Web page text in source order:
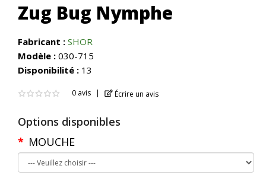
Zug Bug Nymphe
Fabricant : SHOR
Modèle : 030-715
Disponibilité : 13
0 avis Écrire un avis
Options disponibles
MOUCHE